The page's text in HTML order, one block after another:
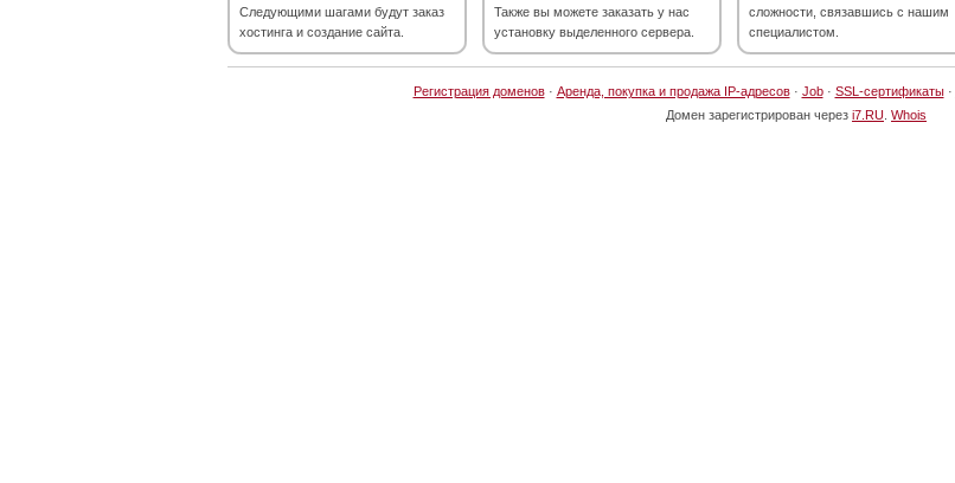
Следующими шагами будут заказ
хостинга и создание сайта.
Также вы можете заказать у нас
установку выделенного сервера.
сложности, связавшись с нашим
специалистом.
Регистрация доменов· Аренда, покупка и продажа IP-адресов· Job· SSL-сертификаты·
Домен зарегистрирован через i7.RU Whois